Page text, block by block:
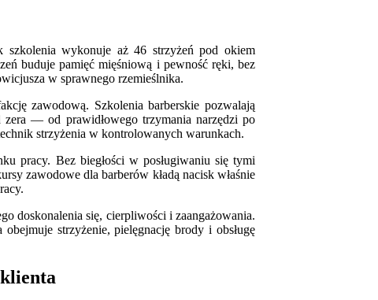
szkolenia wykonuje aż 46 strzyżeń pod okiem
buduje pamięć mięśniową i pewność ręki, bez
w sprawnego rzemieślnika.
zawodową. Szkolenia barberskie pozwalają
zera — od prawidłowego trzymania narzędzi po
strzyżenia w kontrolowanych warunkach.
pracy. Bez biegłości w posługiwaniu się tymi
zawodowe dla barberów kładą nacisk właśnie
doskonalenia się, cierpliwości i zaangażowania.
strzyżenie, pielęgnację brody i obsługę